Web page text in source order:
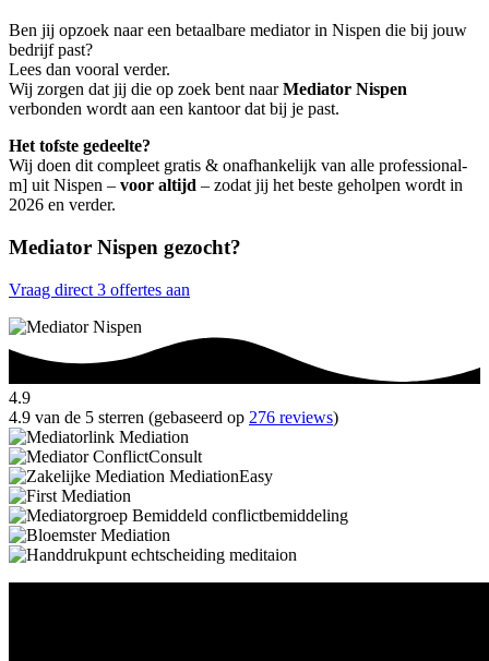
Ben jij opzoek naar een betaalbare mediator in Nispen die bij jouw
bedrijf past?
Lees dan vooral verder.
Wij zorgen dat jij die op zoek bent naarMediator Nispen
verbonden wordt aan een kantoor dat bij je past.
Het tofste gedeelte?
Wij doen dit compleet gratis & onafhankelijk van alle professional-
m] uit Nispen – voor altijd – zodat jij het beste geholpen wordt in
2026 en verder.
Mediator Nispen gezocht?
Vraag direct 3 offertes aan
4.9
4.9 van de 5 sterren (gebaseerd op 276 reviews)